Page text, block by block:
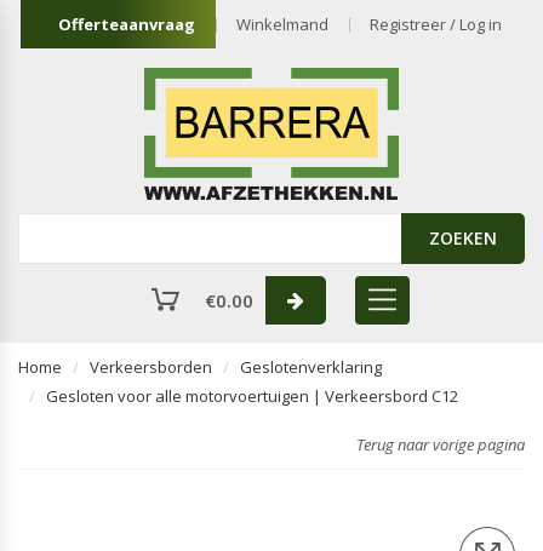
Offerteaanvraag Winkelmand Registreer / Log in
ZOEKEN
€0.00
Home Verkeersborden
Geslotenverklaring
Gesloten voor alle motorvoertuigen | Verkeersbord C12
Terug naar vorige pagina